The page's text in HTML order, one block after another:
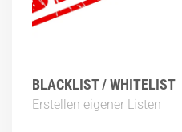
BLACKLIST / WHITELIST
Erstellen eigener Listen